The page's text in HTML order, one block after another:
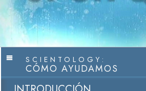
SCIENTOLOGY:
CÓMO AYUDAMOS